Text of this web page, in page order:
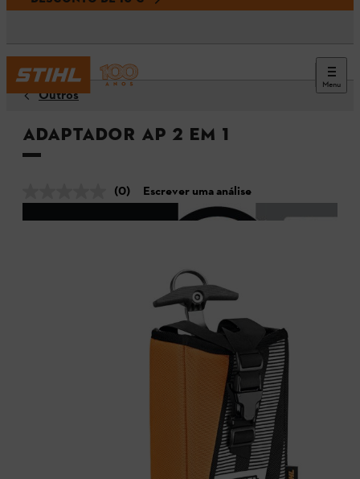
Menu
Outros
Adaptador AP 2 em 1
(0) Escrever uma análise